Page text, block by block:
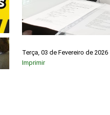
Terça, 03 de Fevereiro de 2026
Imprimir